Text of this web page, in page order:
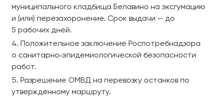
муниципального кладбища Белавино на эксгумацию
и (или) перезахоронение. Срок выдачи — до
5 рабочих дней.
Положительное заключение Роспотребнадзора
о санитарно‑эпидемиологической безопасности
работ.
Разрешение ОМВД на перевозку останков по
утверждённому маршруту.